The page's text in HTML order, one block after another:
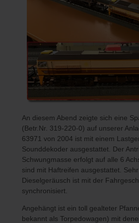
An diesem Abend zeigte sich eine
(Betr.Nr. 319-220-0) auf unserer
63971 von 2004 ist mit einem
Sounddekoder ausgestattet. Der
Schwungmasse erfolgt auf alle 6
sind mit Haftreifen ausgestattet.
Dieselgeräusch ist mit der
synchronisiert.
Angehängt ist ein toll gealteter
bekannt als Torpedowagen) mit